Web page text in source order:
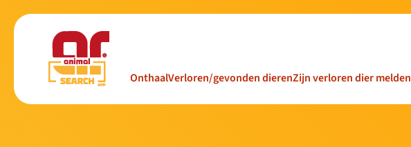
OnthaalVerloren/gevonden dierenZijn verloren dier melden